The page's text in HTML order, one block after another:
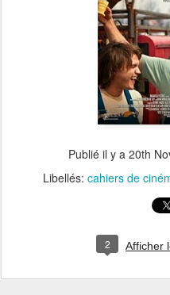
Publié il y a 20th
Libellés: cahiers de
2 Afficher